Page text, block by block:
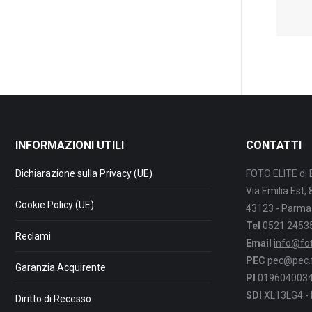
INFORMAZIONI UTILI
Dichiarazione sulla Privacy (UE)
Cookie Policy (UE)
Reclami
Garanzia Acquirente
Diritto di Recesso
CONTATTI
FOTO ELITE
Via Emilia Est,
43123 - Parma
Tel 0521
Email
PEC
PI
SDI XL13LG4 -